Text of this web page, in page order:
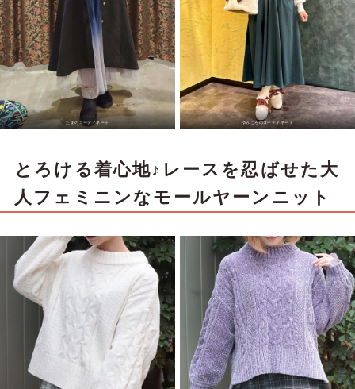
たまのコーディネート ゆみころのコーディネート
とろける着心地♪レースを忍ばせた大
人フェミニンなモールヤーンニット